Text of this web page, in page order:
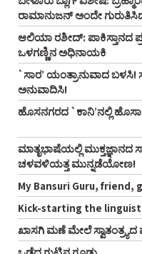
ರಾಮಾನುಜನ್‌ ಅಂದೇ
ಆಲಿಯಾ ರಶೀದ್‌: ಪಾಕಿಸ್ತಾನದ
ಒಳಗಣ್ಣಿನ ಅಧಿನಾಯಕಿ
`ಸಾರ’ ಯಂತ್ರಾನುವಾದ ಬಳಸಿ!
ಅನುವಾದಿಸಿ!
ಹೊಸನಗರದ `ಕಾನಿ’ನಲ್ಲಿ
ಮಾತೃಭಾಷೆಯಲ್ಲಿ
ಚಳವಳಿಯತ್ತ ಮುನ್ನಡೆಯೋಣ!
My Bansuri Guru, friend,
Kick-starting the
ಖಾಸಗಿ ಮಣೆ ಮೇಲೆ ಸ್ವಾತಂತ್ರ್ಯದ